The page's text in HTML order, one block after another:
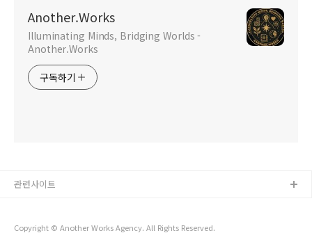
Another.Works
Illuminating Minds, Bridging Worlds -
Another.Works
구독하기
Copyright © Another Works Agency. All Rights Reserved.
관련사이트